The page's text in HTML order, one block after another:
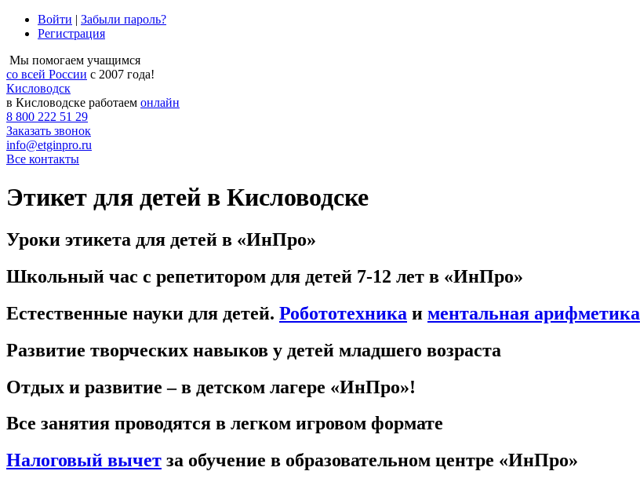
Войти | Забыли пароль?
Регистрация
Мы помогаем учащимся
со всей России с 2007 года!
Кисловодск
в Кисловодске работаем онлайн
8 800 222 51 29
Заказать звонок
info@etginpro.ru
Все контакты
Этикет для детей в Кисловодске
Уроки этикета для детей в «ИнПро»
Школьный час с репетитором для детей 7-12 лет в «ИнПро»
Естественные науки для детей. Робототехника и ментальная арифметика
Развитие творческих навыков у детей младшего возраста
Отдых и развитие – в детском лагере «ИнПро»!
Все занятия проводятся в легком игровом формате
Налоговый вычет за обучение в образовательном центре «ИнПро»